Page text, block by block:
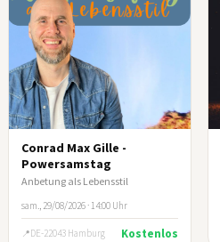
Conrad Max Gille -
Powersamstag
Anbetung als Lebensstil
sam., 29/08/2026 · 14:00 Uhr
DE-22043 Hamburg Kostenlos